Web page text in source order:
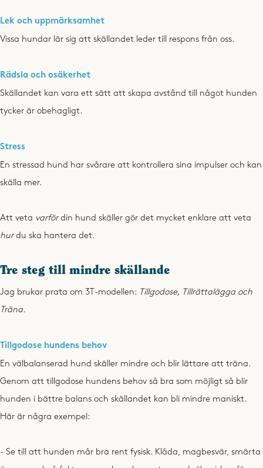
Lek och uppmärksamhet
Vissa hundar lär sig att skällandet leder till respons från oss.
Rädsla och osäkerhet
Skällandet kan vara ett sätt att skapa avstånd till något hunden
tycker är obehagligt.
Stress
En stressad hund har svårare att kontrollera sina impulser och kan
skälla mer.
Att veta varfördin hund skäller gör det mycket enklare att veta
hurdu ska hantera det.
Tre steg till mindre skällande
Jag brukar prata om 3T-modellen: Tillgodose, Tillrättalägga och
Träna.
Tillgodose hundens behov
En välbalanserad hund skäller mindre och blir lättare att träna.
Genom att tillgodose hundens behov så bra som möjligt så blir
hunden i bättre balans och skällandet kan bli mindre maniskt.
Här är några exempel:
- Se till att hunden mår bra rent fysisk. Klåda, magbesvär, smärta